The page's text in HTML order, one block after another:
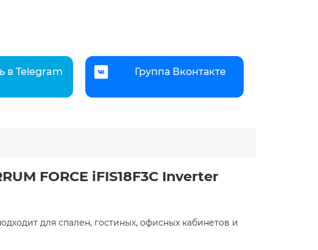
в Telegram Группа Вконтакте
FORCE iFIS18F3С Inverter
для спален, гостиных, офисных кабинетов и